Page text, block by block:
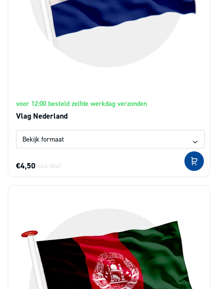
voor 12:00 besteld zelfde werkdag verzonden
Vlag Nederland
€4,50(excl. btw)